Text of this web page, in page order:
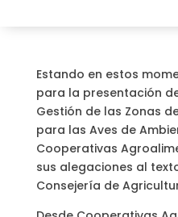
Estando en estos
para la presentación
Gestión de las Zonas
para las Aves de
Cooperativas
sus alegaciones al
Consejería de